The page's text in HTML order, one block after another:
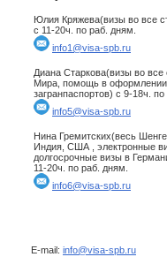
Юлия Кряжева(визы во все
с 11-20ч. по раб. дням.
info1@visa-spb.ru
Диана Старкова(визы во все
Мира, помощь в оформлении
загранпаспортов) с 9-18ч. по
info5@visa-spb.ru
Нина Гремитских(весь
Индия, США , электронные
долгосрочные визы в
11-20ч. по раб. дням.
info6@visa-spb.ru
E-mail: info@visa-spb.ru